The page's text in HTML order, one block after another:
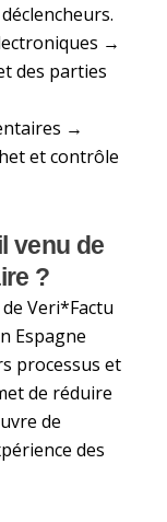
→
des parties
→
et contrôle
venu de
?
Veri*Factu
Espagne
processus et
de réduire
de
des